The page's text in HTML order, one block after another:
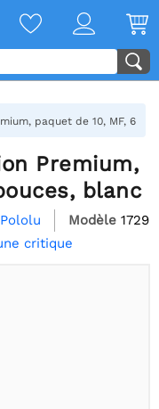
paquet de 10, MF, 6
Premium,
blanc
Pololu Modèle 1729
critique